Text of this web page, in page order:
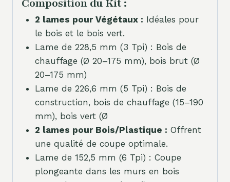
Composition du Kit :
2 lames pour Végétaux : Idéales pour
le bois et le bois vert.
Lame de 228,5 mm (3 Tpi) : Bois de
chauffage (Ø 20–175 mm), bois brut (Ø
20–175 mm)
Lame de 226,6 mm (5 Tpi) : Bois de
construction, bois de chauffage (15–190
mm), bois vert (Ø
2 lames pour Bois/Plastique : Offrent
une qualité de coupe optimale.
Lame de 152,5 mm (6 Tpi) : Coupe
plongeante dans les murs en bois